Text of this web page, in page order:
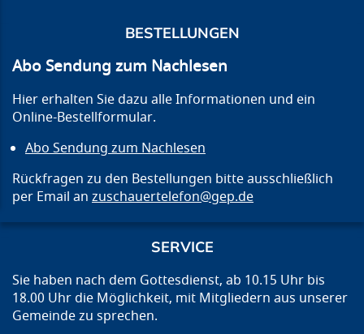
BESTELLUNGEN
Abo Sendung zum Nachlesen
Hier erhalten Sie dazu alle Informationen und ein
Online-Bestellformular.
Abo Sendung zum Nachlesen
Rückfragen zu den Bestellungen bitte ausschließlich
per Email an zuschauertelefon@gep.de
SERVICE
Sie haben nach dem Gottesdienst, ab 10.15 Uhr bis
18.00 Uhr die Möglichkeit, mit Mitgliedern aus unserer
Gemeinde zu sprechen.